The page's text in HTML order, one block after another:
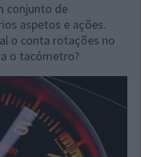
conjunto de
aspetos e ações.
o conta rotações no
o tacómetro?